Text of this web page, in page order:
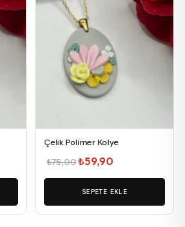
Çelik Polimer Kolye
₺75,00Orijinal
fiyat:
₺75,00.
₺59,90
andaki
fiyat:
SEPETE EKLE